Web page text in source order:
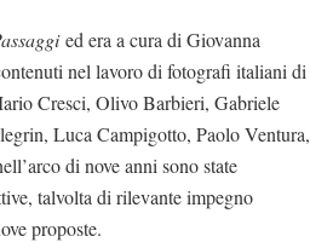
ed era a cura di Giovanna
nel lavoro di fotografi italiani di
Cresci, Olivo Barbieri, Gabriele
Luca Campigotto, Paolo Ventura,
di nove anni sono state
talvolta di rilevante impegno
proposte.